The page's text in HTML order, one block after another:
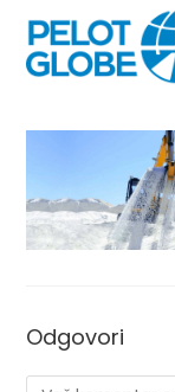
Odgovori